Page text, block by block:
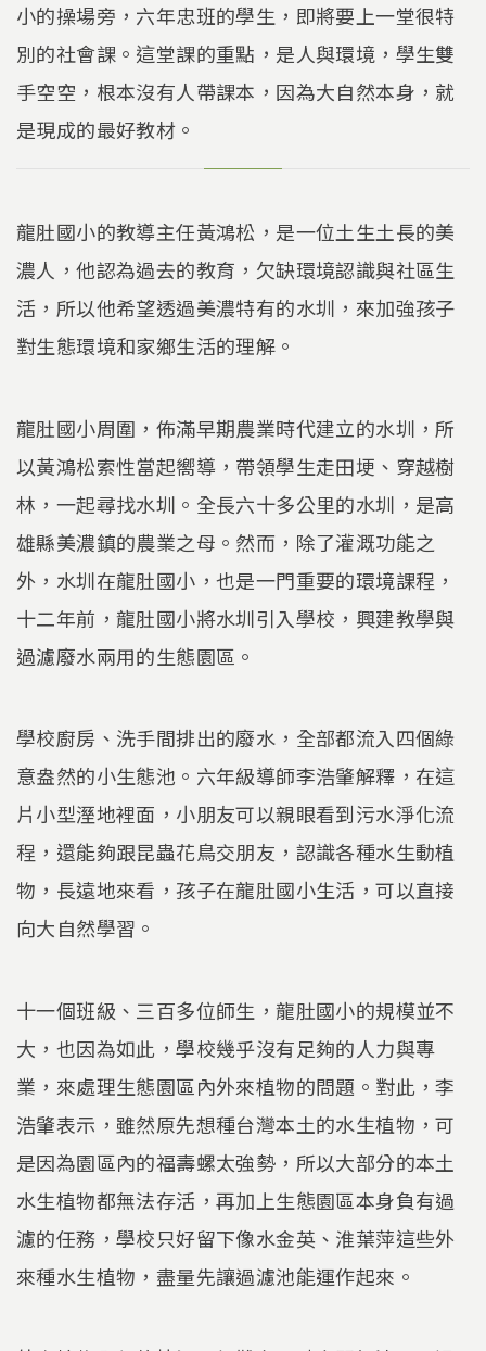
小的操場旁，六年忠班的學生，即將要上一堂很特
別的社會課。這堂課的重點，是人與環境，學生雙
手空空，根本沒有人帶課本，因為大自然本身，就
是現成的最好教材。
龍肚國小的教導主任黃鴻松，是一位土生土長的美
濃人，他認為過去的教育，欠缺環境認識與社區生
活，所以他希望透過美濃特有的水圳，來加強孩子
對生態環境和家鄉生活的理解。
龍肚國小周圍，佈滿早期農業時代建立的水圳，所
以黃鴻松索性當起嚮導，帶領學生走田埂、穿越樹
林，一起尋找水圳。全長六十多公里的水圳，是高
雄縣美濃鎮的農業之母。然而，除了灌溉功能之
外，水圳在龍肚國小，也是一門重要的環境課程，
十二年前，龍肚國小將水圳引入學校，興建教學與
過濾廢水兩用的生態園區。
學校廚房、洗手間排出的廢水，全部都流入四個綠
意盎然的小生態池。六年級導師李浩肇解釋，在這
片小型溼地裡面，小朋友可以親眼看到污水淨化流
程，還能夠跟昆蟲花鳥交朋友，認識各種水生動植
物，長遠地來看，孩子在龍肚國小生活，可以直接
向大自然學習。
十一個班級、三百多位師生，龍肚國小的規模並不
大，也因為如此，學校幾乎沒有足夠的人力與專
業，來處理生態園區內外來植物的問題。對此，李
浩肇表示，雖然原先想種台灣本土的水生植物，可
是因為園區內的福壽螺太強勢，所以大部分的本土
水生植物都無法存活，再加上生態園區本身負有過
濾的任務，學校只好留下像水金英、淮葉萍這些外
來種水生植物，盡量先讓過濾池能運作起來。